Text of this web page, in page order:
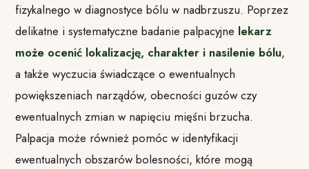
fizykalnego w diagnostyce bólu w nadbrzuszu. Poprzez
delikatne i systematyczne badanie palpacyjne lekarz
może ocenić lokalizację, charakter i nasilenie bólu,
a także wyczucia świadczące o ewentualnych
powiększeniach narządów, obecności guzów czy
ewentualnych zmian w napięciu mięśni brzucha.
Palpacja może również pomóc w identyfikacji
ewentualnych obszarów bolesności, które mogą